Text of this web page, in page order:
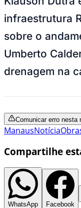
infraestrutura
sobre o
Umberto
drenagem na
Comunicar erro nesta
ManausNotícia
Compartilhe
WhatsApp Facebook